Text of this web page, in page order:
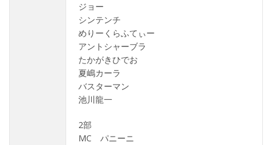
ジョー
シンテンチ
めりーくらふてぃー
アントシャーブラ
たかがきひでお
夏嶋カーラ
バスターマン
池川龍一
2部
MC パニーニ